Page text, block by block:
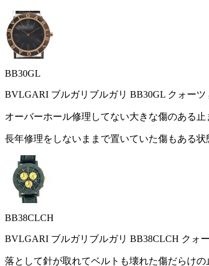
BB30GL
BVLGARI ブルガリブルガリ BB30GL クォー
オーバーホール修理してない大きな傷のある止
長年修理をしないままで置いていた傷もある状
BB38CLCH
BVLGARI ブルガリブルガリ BB38CLCH クォ
落として針が取れてベルトも壊れた傷だらけの